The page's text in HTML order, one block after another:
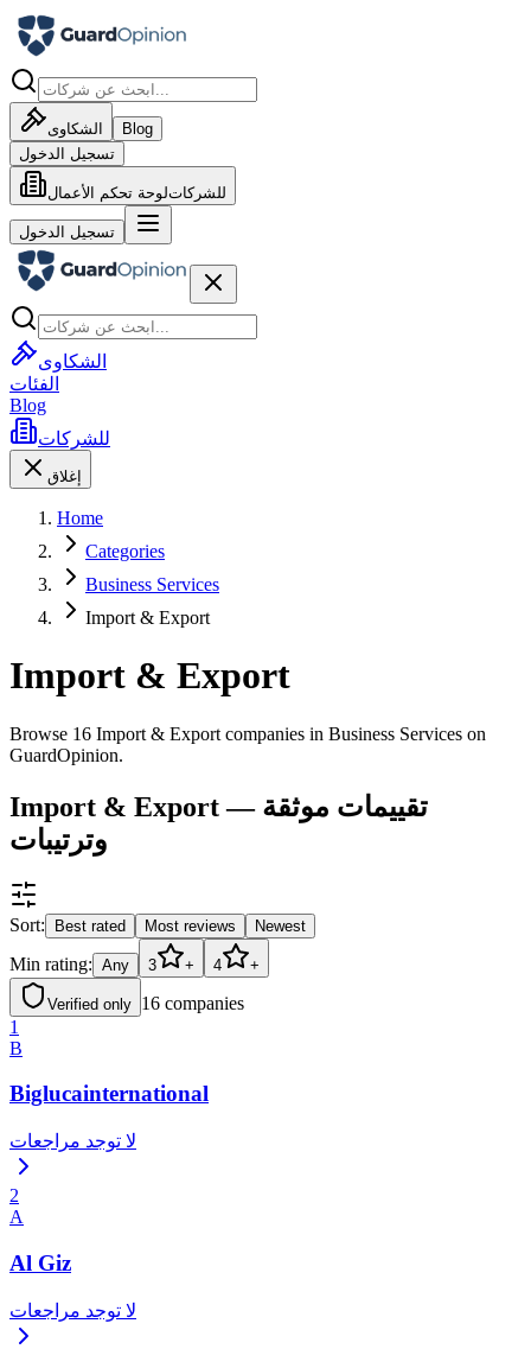
الشكاوى
Blog
تسجيل الدخول
للشركاتلوحة تحكم الأعمال
تسجيل الدخول
الشكاوى
الفئات
Blog
للشركات
إغلاق
Home
Categories
Business Services
Import & Export
Import & Export
Browse 16 Import & Export companies in Business Services on
GuardOpinion.
Import & Export — تقييمات موثقة
وترتيبات
Sort: Best rated Most reviews Newest
Min rating: Any 3 + 4 +
Verified only 16 companies
1
B
Biglucainternational
لا توجد مراجعات
2
A
Al Giz
لا توجد مراجعات